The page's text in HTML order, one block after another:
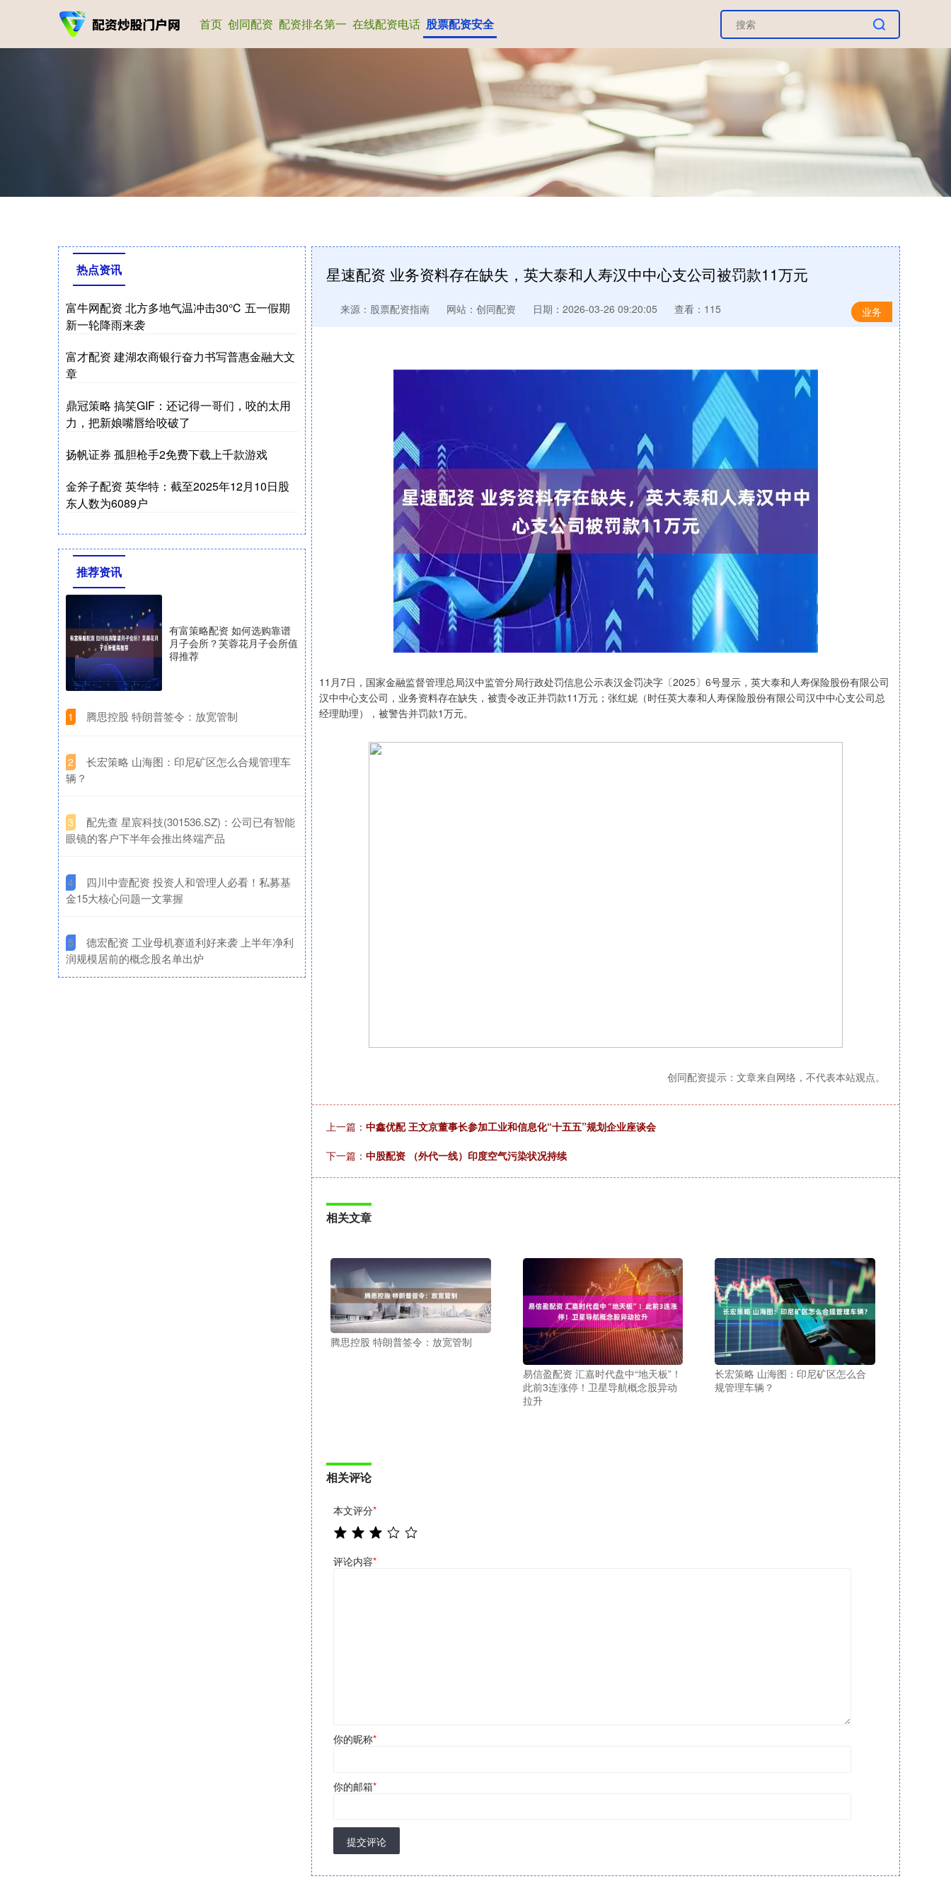
首页 创同配资 配资排名第一 在线配资电话 股票配资安全
星速配资 业务资料存在缺失，英大泰和人寿汉中中心支公司被罚款11万元
业务
来源：股票配资指南 网站：创同配资 日期：2026-03-26 09:20:05 查看：115
11月7日，国家金融监督管理总局汉中监管分局行政处罚信息公示表汉金罚决字〔2025〕6号显示，英大泰和人寿保险股份有限公司
汉中中心支公司，业务资料存在缺失，被责令改正并罚款11万元；张红妮（时任英大泰和人寿保险股份有限公司汉中中心支公司总
经理助理），被警告并罚款1万元。
创同配资提示：文章来自网络，不代表本站观点。
上一篇： 中鑫优配 王文京董事长参加工业和信息化“十五五”规划企业座谈会
下一篇： 中股配资 （外代一线）印度空气污染状况持续
相关文章
腾思控股 特朗普签令：放宽管制
易信盈配资 汇嘉时代盘中“地天板”！
此前3连涨停！卫星导航概念股异动
拉升
长宏策略 山海图：印尼矿区怎么合
规管理车辆？
相关评论
本文评分*
评论内容*
你的昵称*
你的邮箱*
提交评论
热点资讯
富牛网配资 北方多地气温冲击30℃ 五一假期
新一轮降雨来袭
富才配资 建湖农商银行奋力书写普惠金融大文
章
鼎冠策略 搞笑GIF：还记得一哥们，咬的太用
力，把新娘嘴唇给咬破了
扬帆证券 孤胆枪手2免费下载上千款游戏
金斧子配资 英华特：截至2025年12月10日股
东人数为6089户
推荐资讯
有富策略配资 如何选购靠谱
月子会所？芙蓉花月子会所值
得推荐
1 ​腾思控股 特朗普签令：放宽管制
2
​长宏策略 山海图：印尼矿区怎么合规管理车
辆？
3
​配先查 星宸科技(301536.SZ)：公司已有智能
眼镜的客户下半年会推出终端产品
4
​四川中壹配资 投资人和管理人必看！私募基
金15大核心问题一文掌握
5
​德宏配资 工业母机赛道利好来袭 上半年净利
润规模居前的概念股名单出炉